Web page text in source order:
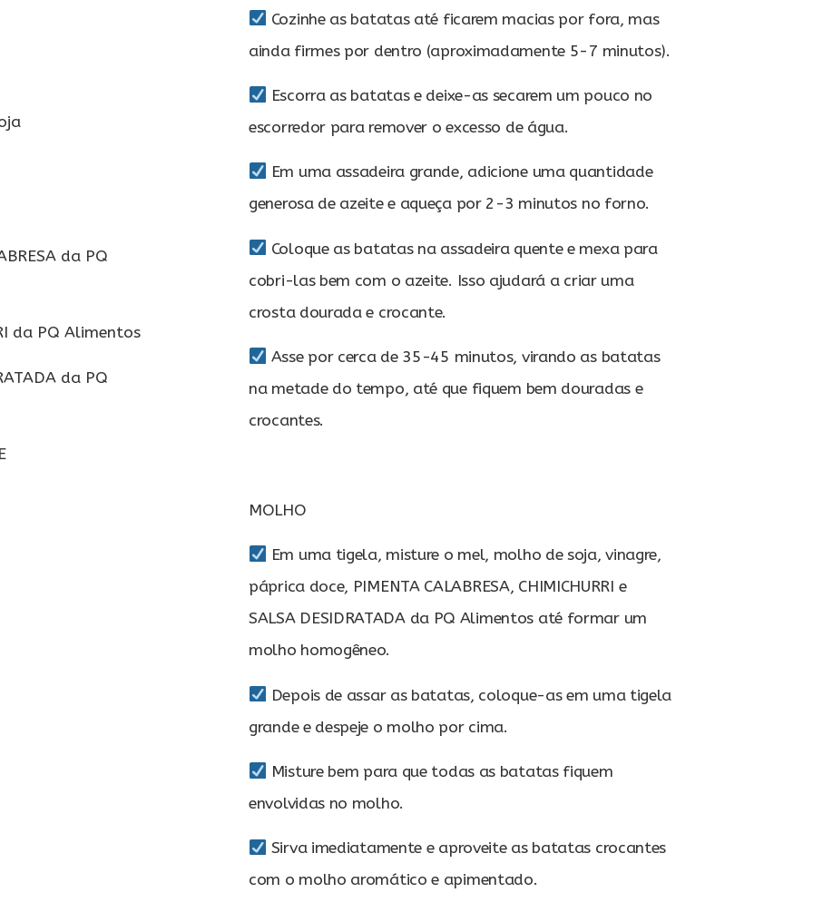
da PQ
da PQ Alimentos
da PQ
Cozinhe as batatas até ficarem macias por fora, mas
ainda firmes por dentro (aproximadamente 5-7 minutos).
Escorra as batatas e deixe-as secarem um pouco no
escorredor para remover o excesso de água.
Em uma assadeira grande, adicione uma quantidade
generosa de azeite e aqueça por 2-3 minutos no forno.
Coloque as batatas na assadeira quente e mexa para
cobri-las bem com o azeite. Isso ajudará a criar uma
crosta dourada e crocante.
Asse por cerca de 35-45 minutos, virando as batatas
na metade do tempo, até que fiquem bem douradas e
crocantes.
MOLHO
Em uma tigela, misture o mel, molho de soja, vinagre,
páprica doce, PIMENTA CALABRESA, CHIMICHURRI e
SALSA DESIDRATADA da PQ Alimentos até formar um
molho homogêneo.
Depois de assar as batatas, coloque-as em uma tigela
grande e despeje o molho por cima.
Misture bem para que todas as batatas fiquem
envolvidas no molho.
Sirva imediatamente e aproveite as batatas crocantes
com o molho aromático e apimentado.